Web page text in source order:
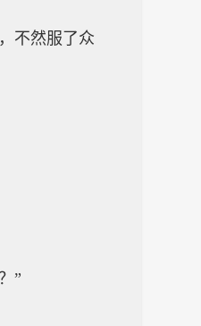
不然服了众
”